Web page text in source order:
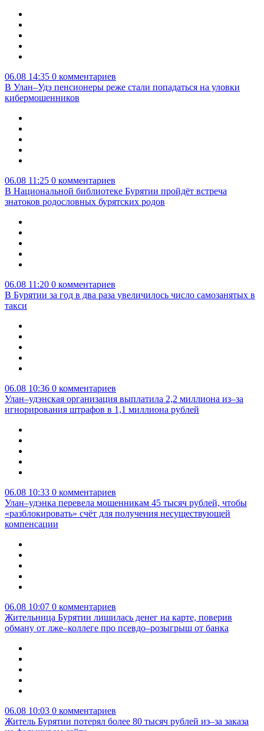
06.08 14:35 0 комментариев
В Улан–Удэ пенсионеры реже стали попадаться на уловки
кибермошенников
06.08 11:25 0 комментариев
В Национальной библиотеке Бурятии пройдёт встреча
знатоков родословных бурятских родов
06.08 11:20 0 комментариев
В Бурятии за год в два раза увеличилось число самозанятых в
такси
06.08 10:36 0 комментариев
Улан–удэнская организация выплатила 2,2 миллиона из–за
игнорирования штрафов в 1,1 миллиона рублей
06.08 10:33 0 комментариев
Улан–удэнка перевела мошенникам 45 тысяч рублей, чтобы
«разблокировать» счёт для получения несуществующей
компенсации
06.08 10:07 0 комментариев
Жительница Бурятии лишилась денег на карте, поверив
обману от лже–коллеге про псевдо–розыгрыш от банка
06.08 10:03 0 комментариев
Житель Бурятии потерял более 80 тысяч рублей из–за заказа